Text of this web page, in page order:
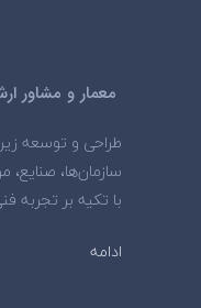
معمار و مشاور
طراحی و توسعه
سازمان‌ها، صنایع،
با تکیه بر تجربه
ادامه